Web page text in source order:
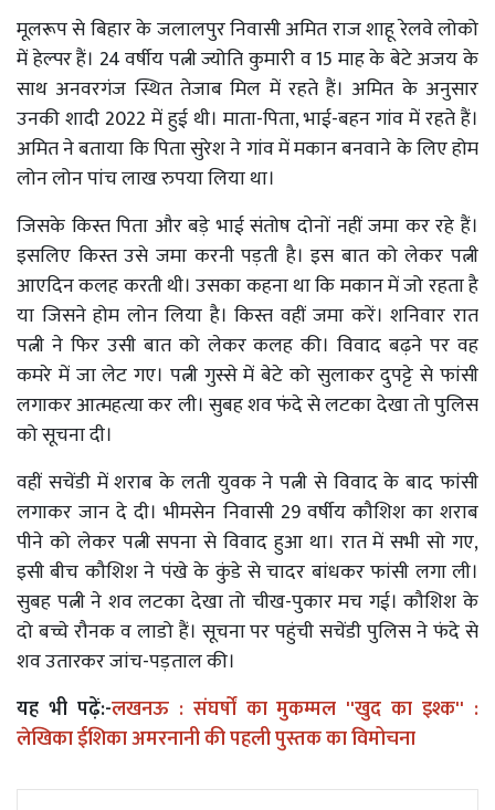
मूलरूप से बिहार के जलालपुर निवासी अमित राज शाहू रेलवे लोको
में हेल्पर हैं। 24 वर्षीय पत्नी ज्योति कुमारी व 15 माह के बेटे अजय के
साथ अनवरगंज स्थित तेजाब मिल में रहते हैं। अमित के अनुसार
उनकी शादी 2022 में हुई थी। माता-पिता, भाई-बहन गांव में रहते हैं।
अमित ने बताया कि पिता सुरेश ने गांव में मकान बनवाने के लिए होम
लोन लोन पांच लाख रुपया लिया था।
जिसके किस्त पिता और बड़े भाई संतोष दोनों नहीं जमा कर रहे हैं।
इसलिए किस्त उसे जमा करनी पड़ती है। इस बात को लेकर पत्नी
आएदिन कलह करती थी। उसका कहना था कि मकान में जो रहता है
या जिसने होम लोन लिया है। किस्त वहीं जमा करें। शनिवार रात
पत्नी ने फिर उसी बात को लेकर कलह की। विवाद बढ़ने पर वह
कमरे में जा लेट गए। पत्नी गुस्से में बेटे को सुलाकर दुपट्टे से फांसी
लगाकर आत्महत्या कर ली। सुबह शव फंदे से लटका देखा तो पुलिस
को सूचना दी।
वहीं सचेंडी में शराब के लती युवक ने पत्नी से विवाद के बाद फांसी
लगाकर जान दे दी। भीमसेन निवासी 29 वर्षीय कौशिश का शराब
पीने को लेकर पत्नी सपना से विवाद हुआ था। रात में सभी सो गए,
इसी बीच कौशिश ने पंखे के कुंडे से चादर बांधकर फांसी लगा ली।
सुबह पत्नी ने शव लटका देखा तो चीख-पुकार मच गई। कौशिश के
दो बच्चे रौनक व लाडो हैं। सूचना पर पहुंची सचेंडी पुलिस ने फंदे से
शव उतारकर जांच-पड़ताल की।
यह भी पढ़ें:-लखनऊ : संघर्षों का मुकम्मल ''खुद का इश्क'' :
लेखिका ईशिका अमरनानी की पहली पुस्तक का विमोचना